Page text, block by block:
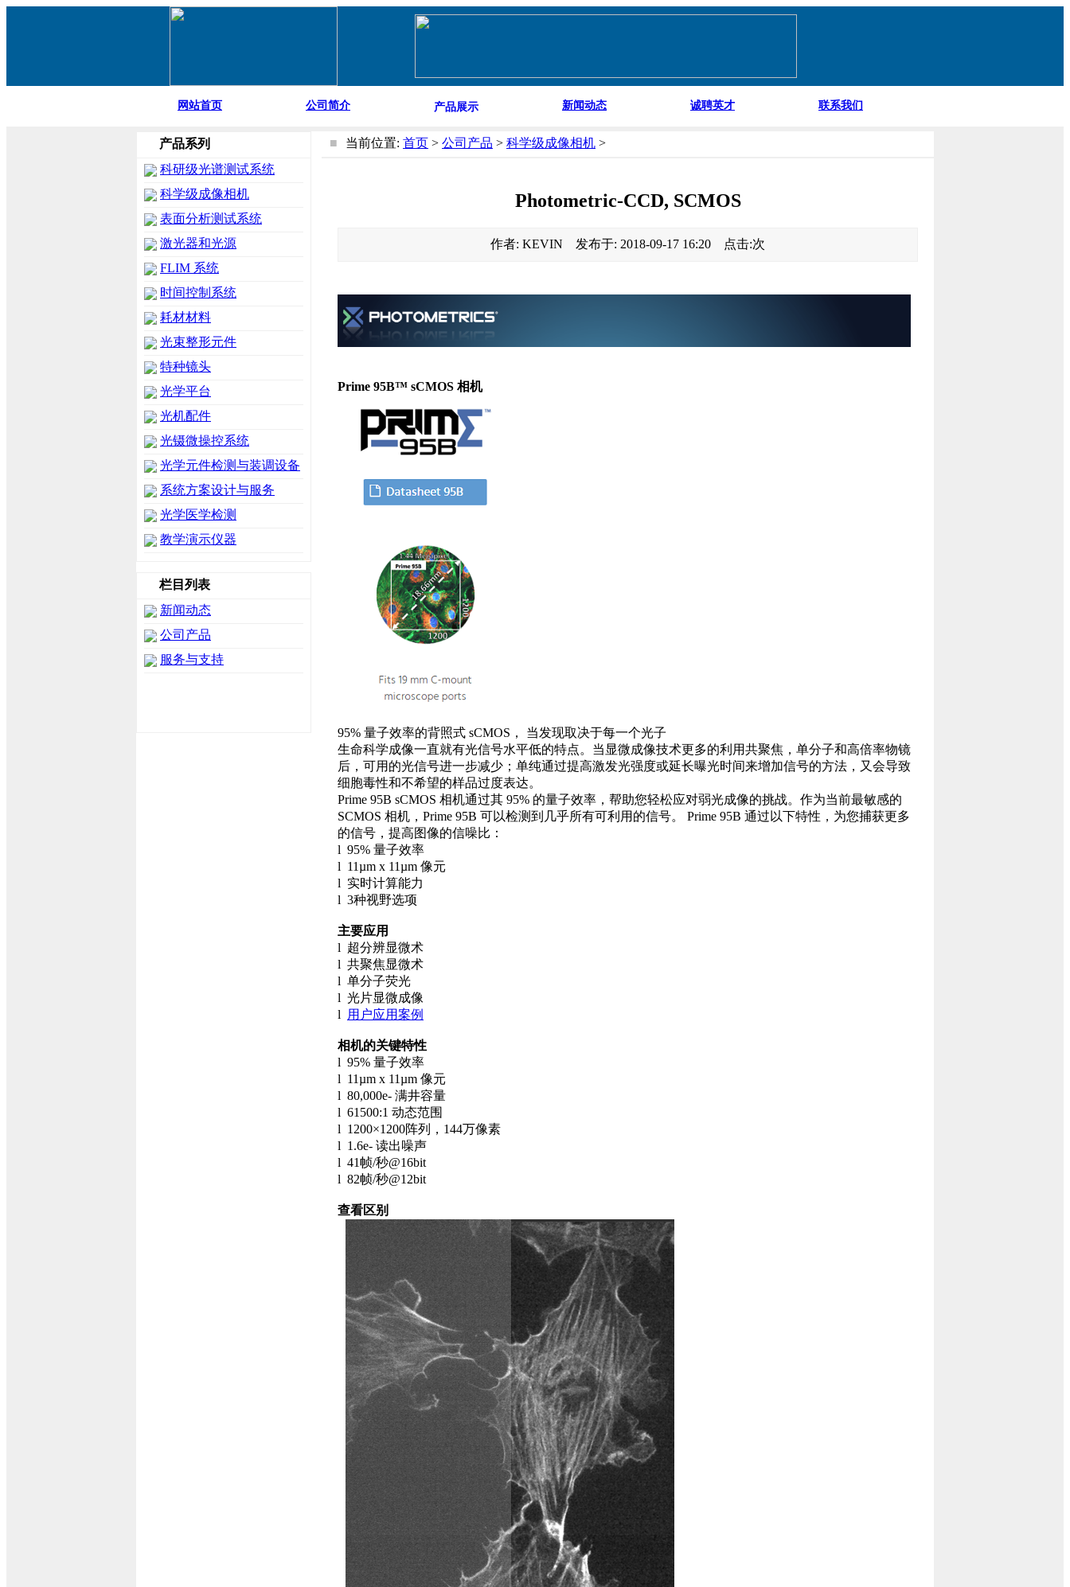
网站首页 公司简介 产品展示 新闻动态 诚聘英才 联系我们
产品系列
科研级光谱测试系统
科学级成像相机
表面分析测试系统
激光器和光源
FLIM 系统
时间控制系统
耗材材料
光束整形元件
特种镜头
光学平台
光机配件
光镊微操控系统
光学元件检测与装调设备
系统方案设计与服务
光学医学检测
教学演示仪器
栏目列表
新闻动态
公司产品
服务与支持
■ 当前位置: 首页 > 公司产品 > 科学级成像相机 >
Photometric-CCD, SCMOS
作者: KEVIN 发布于: 2018-09-17 16:20 点击:次
Prime 95B™ sCMOS 相机
95% 量子效率的背照式 sCMOS， 当发现取决于每一个光子
生命科学成像一直就有光信号水平低的特点。当显微成像技术更多的利用共聚焦，单分子和高倍率物镜
后，可用的光信号进一步减少；单纯通过提高激发光强度或延长曝光时间来增加信号的方法，又会导致
细胞毒性和不希望的样品过度表达。
Prime 95B sCMOS 相机通过其 95% 的量子效率，帮助您轻松应对弱光成像的挑战。作为当前最敏感的
SCMOS 相机，Prime 95B 可以检测到几乎所有可利用的信号。 Prime 95B 通过以下特性，为您捕获更多
的信号，提高图像的信噪比：
l 95% 量子效率
l 11µm x 11µm 像元
l 实时计算能力
l 3种视野选项
主要应用
l 超分辨显微术
l 共聚焦显微术
l 单分子荧光
l 光片显微成像
l
用户应用案例
相机的关键特性
l 95% 量子效率
l 11µm x 11µm 像元
l 80,000e- 满井容量
l 61500:1 动态范围
l 1200×1200阵列，144万像素
l 1.6e- 读出噪声
l 41帧/秒@16bit
l 82帧/秒@12bit
查看区别